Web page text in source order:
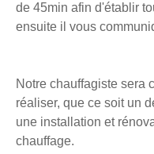
de 45min afin d'établir
ensuite il vous
Notre chauffagiste sera
réaliser, que ce soit un
une installation et
chauffage.